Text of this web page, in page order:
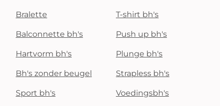
Bralette T-shirt bh's
Balconnette bh's Push up bh's
Hartvorm bh's Plunge bh's
Bh's zonder beugel Strapless bh's
Sport bh's Voedingsbh's